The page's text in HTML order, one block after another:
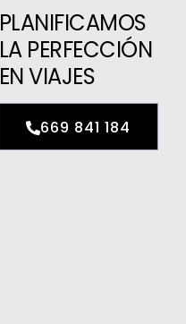
PLANIFICAMOS
LA PERFECCIÓN
EN VIAJES
669 841 184